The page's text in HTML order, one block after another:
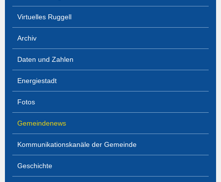
Virtuelles Ruggell
Archiv
Daten und Zahlen
Energiestadt
Fotos
Gemeindenews
Kommunikationskanäle der Gemeinde
Geschichte